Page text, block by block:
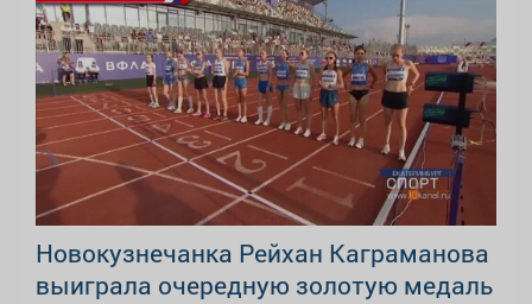
Новокузнечанка Рейхан Каграманова
выиграла очередную золотую медаль